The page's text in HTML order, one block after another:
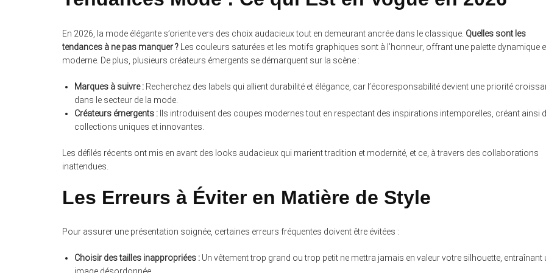
En 2026, la mode élégante s’oriente vers des choix audacieux tout en demeurant ancrée dans le classique. Quelles sont les
tendances à ne pas manquer ? Les couleurs saturées et les motifs graphiques sont à l’honneur, offrant une palette dynamique
moderne. De plus, plusieurs créateurs émergents se démarquent sur la scène :
Marques à suivre : Recherchez des labels qui allient durabilité et élégance, car l’écoresponsabilité devient une priorité
dans le secteur de la mode.
Créateurs émergents : Ils introduisent des coupes modernes tout en respectant des inspirations intemporelles, créant ainsi
collections uniques et innovantes.
Les défilés récents ont mis en avant des looks audacieux qui marient tradition et modernité, et ce, à travers des collaborations
inattendues.
Les Erreurs à Éviter en Matière de Style
Pour assurer une présentation soignée, certaines erreurs fréquentes doivent être évitées :
Choisir des tailles inappropriées : Un vêtement trop grand ou trop petit ne mettra jamais en valeur votre silhouette, entraînant